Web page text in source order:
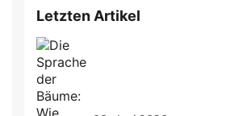
Letzten Artikel